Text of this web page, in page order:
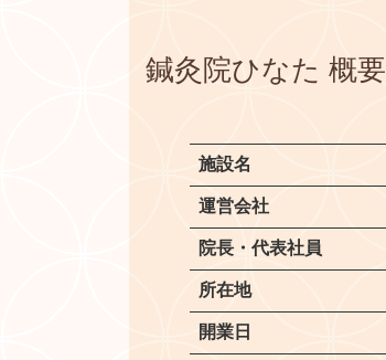
鍼灸院ひなた 概要
施設名
運営会社
院長・代表社員
所在地
開業日